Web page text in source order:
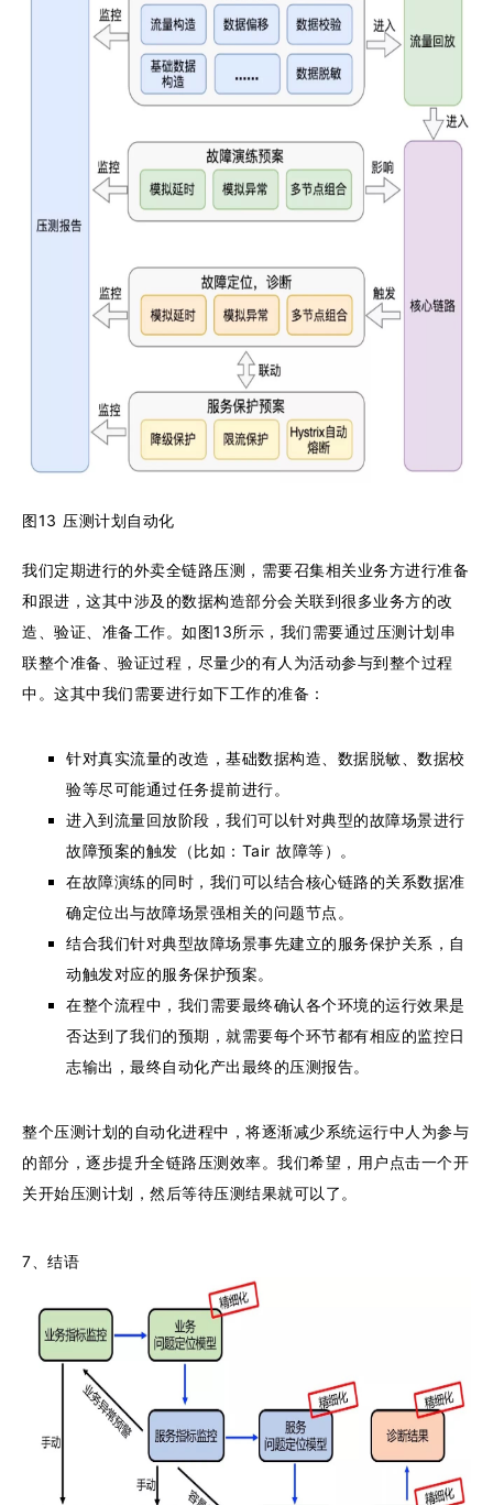
图13 压测计划自动化
我们定期进行的外卖全链路压测，需要召集相关业务方进行准备
和跟进，这其中涉及的数据构造部分会关联到很多业务方的改
造、验证、准备工作。如图13所示，我们需要通过压测计划串
联整个准备、验证过程，尽量少的有人为活动参与到整个过程
中。这其中我们需要进行如下工作的准备：
针对真实流量的改造，基础数据构造、数据脱敏、数据校
验等尽可能通过任务提前进行。
进入到流量回放阶段，我们可以针对典型的故障场景进行
故障预案的触发（比如：Tair 故障等）。
在故障演练的同时，我们可以结合核心链路的关系数据准
确定位出与故障场景强相关的问题节点。
结合我们针对典型故障场景事先建立的服务保护关系，自
动触发对应的服务保护预案。
在整个流程中，我们需要最终确认各个环境的运行效果是
否达到了我们的预期，就需要每个环节都有相应的监控日
志输出，最终自动化产出最终的压测报告。
整个压测计划的自动化进程中，将逐渐减少系统运行中人为参与
的部分，逐步提升全链路压测效率。我们希望，用户点击一个开
关开始压测计划，然后等待压测结果就可以了。
7、结语